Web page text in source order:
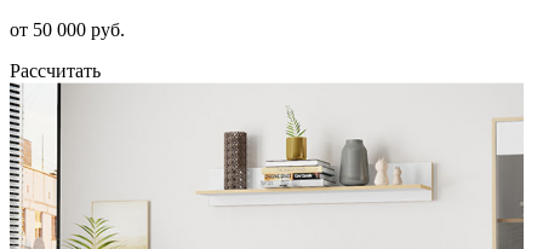
от 50 000 руб.
Рассчитать